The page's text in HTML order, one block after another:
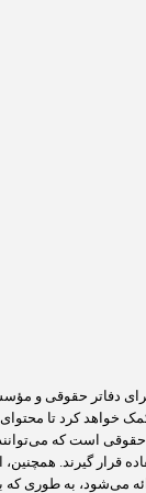
دفاتر حقوقی و
در قالب ۵ فرمت (۷۰ فایل) به شما
است که
قرار گیرند.
می‌شود، به طوری که